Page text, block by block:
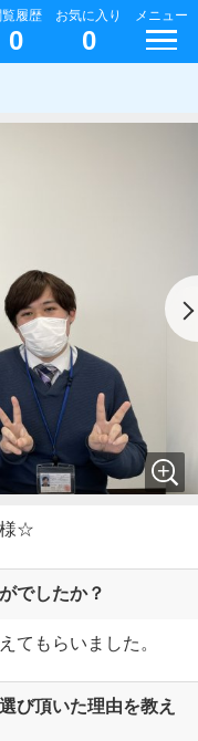
覧履歴
0
お気に入り
0
メニュー
様☆
でしたか？
てもらいました。
び頂いた理由を教え